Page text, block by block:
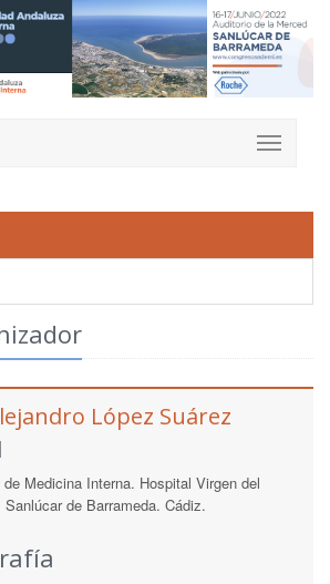
López Suárez
Medicina Interna. Hospital Virgen del
Sanlúcar de Barrameda. Cádiz.